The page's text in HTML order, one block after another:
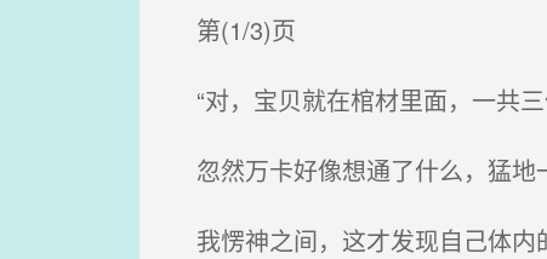
第(1/3)页
“对，宝贝就在棺材里面，一共三
忽然万卡好像想通了什么，猛地
我愣神之间，这才发现自己体内